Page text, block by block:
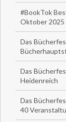
#BookTok
Oktober 2025
Das
Das
Heidenreich
Das
40